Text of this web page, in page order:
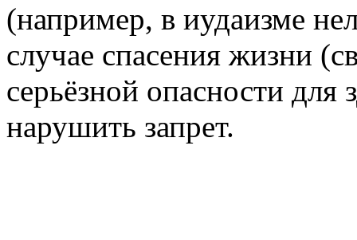
(например, в иудаизме
случае спасения жизни
серьёзной опасности
нарушить запрет.